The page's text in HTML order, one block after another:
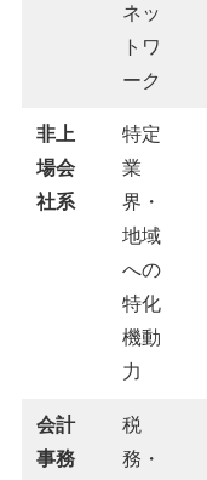
ネッ
トワ
ーク
非上
場会
社系
特定
業
界・
地域
への
特化
機動
力
会計
事務
税
務・